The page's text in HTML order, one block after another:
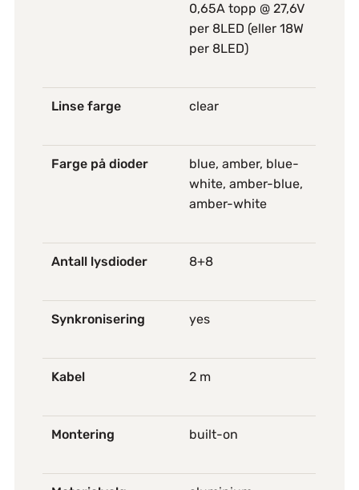
0,65A topp @ 27,6V
per 8LED (eller 18W
per 8LED)
Linse farge clear
Farge på dioder
blue, amber, blue-
white, amber-blue,
amber-white
Antall lysdioder 8+8
Synkronisering yes
Kabel 2 m
Montering built-on